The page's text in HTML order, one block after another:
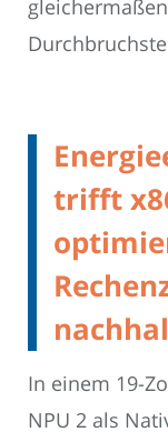
trifft
In einem 19-
NPU 2 als